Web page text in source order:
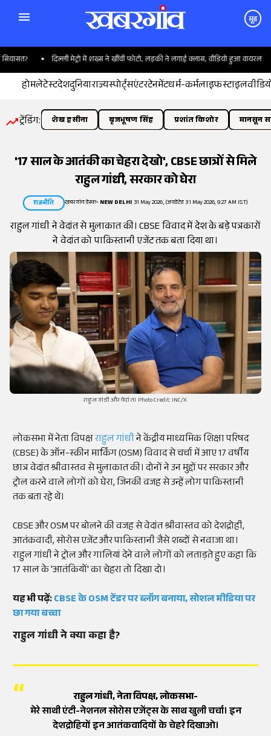
मूड
दिल्ली मेट्रो में शख्स ने खींची फोटो, लड़की ने लगाई क्लास, वीडियो हुआ वायरल
होमलेटेस्टदेशदुनियाराज्यस्पोर्ट्सएंटरटेनमेंटधर्म-कर्मलाइफस्टाइल
ट्रेंडिंग: शेख हसीना बृजभूषण सिंह प्रशांत किशोर मानसून
'17 साल के आतंकी का चेहरा देखो', CBSE छात्रों से मिले
राहुल गांधी, सरकार को घेरा
राजनीति खबरगांव डेस्क• NEW DELHI 31 May 2026, (अपडेटेड 31 May 2026, 9:27 AM IST)
राहुल गांधी ने वेदांत से मुलाकात की। CBSE विवाद में देश के बड़े पत्रकारों
ने वेदांत को पाकिस्तानी एजेंट तक बता दिया था।
राहुल गांधी और वेदांत। Photo Credit: INC/X
लोकसभा में नेता विपक्षराहुल गांधीने केंद्रीय माध्यमिक शिक्षा परिषद
(CBSE) के ऑन-स्क्रीन मार्किंग (OSM) विवाद से चर्चा में आए 17 वर्षीय
छात्र वेदांत श्रीवास्तव से मुलाकात की। दोनों ने उन मुद्दों पर सरकार और
ट्रोल करने वाले लोगों को घेरा, जिनकी वजह से उन्हें लोग पाकिस्तानी
तक बता रहे थे।
CBSE और OSM पर बोलने की वजह से वेदांत श्रीवास्तव को देशद्रोही,
आतंकवादी, सोरोस एजेंट और पाकिस्तानी जैसे शब्दों से नवाजा था।
राहुल गांधी ने ट्रोल और गालियां देने वाले लोगों को लताड़ते हुए कहा कि
17 साल के 'आतंकियों' का चेहरा तो दिखा दो।
यह भी पढ़ें:CBSE के OSM टेंडर पर ब्लॉग बनाया, सोशल मीडिया पर
छा गया बच्चा
राहुल गांधी ने क्या कहा है?
राहुल गांधी, नेता विपक्ष, लोकसभा-
मेरे साथी एंटी-नेशनल सोरोस एजेंट्स के साथ खुली चर्चा। इन
देशद्रोहियों इन आतंकवादियों के चेहरे दिखाओ।